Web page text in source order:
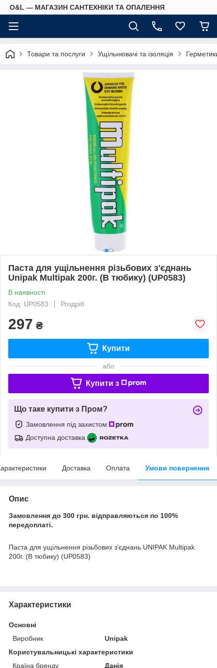
O&L — МАГАЗИН САНТЕХНІКИ ТА ОПАЛЕННЯ
Товари та послуги Ущільнювачі та ізоляція
Паста для ущільнення різьбових з'єднань
Unipak Multipak 200г. (В тюбику) (UP0583)
В наявності
Код: UP0583
Роздріб
297 ₴
Купити
або
Купити з
Що таке купити з Пром?
Замовлення під захистом
Доступна доставка
Доставка Оплата Умови повернення
Опис
Замовлення до 300 грн. відправляються по 100%
передоплаті.
Паста для ущільнення різьбових з'єднань UNIPAK Multipak
200г. (В тюбику) (UP0583)
Характеристики
Основні
Виробник
Unipak
Користувальницькі характеристики
Країна бренду
Данія